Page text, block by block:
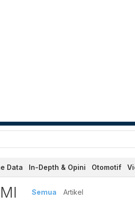
Data In-Depth & Opini Otomotif
dan
Semua Artikel